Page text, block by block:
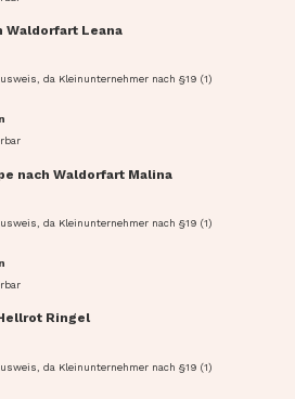
Waldorfart Leana
da Kleinunternehmer nach §19 (1)
nach Waldorfart Malina
da Kleinunternehmer nach §19 (1)
Ringel
da Kleinunternehmer nach §19 (1)